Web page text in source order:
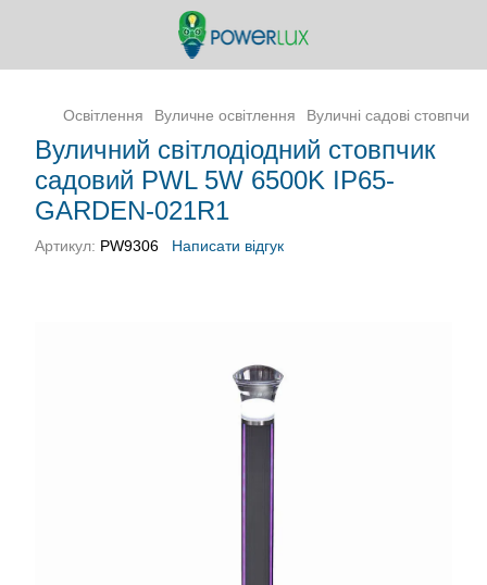
Освітлення Вуличне освітлення Вуличні садові стовпчики
Вуличний світлодіодний стовпчик
садовий PWL 5W 6500K IP65-
GARDEN-021R1
Артикул: PW9306 Написати відгук